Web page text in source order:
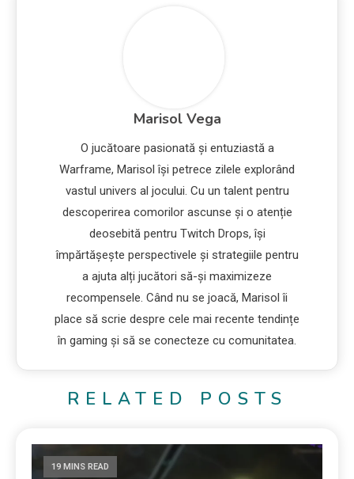
Marisol Vega
O jucătoare pasionată și entuziastă a
Warframe, Marisol își petrece zilele explorând
vastul univers al jocului. Cu un talent pentru
descoperirea comorilor ascunse și o atenție
deosebită pentru Twitch Drops, își
împărtășește perspectivele și strategiile pentru
a ajuta alți jucători să-și maximizeze
recompensele. Când nu se joacă, Marisol îi
place să scrie despre cele mai recente tendințe
în gaming și să se conecteze cu comunitatea.
RELATED POSTS
19 MINS READ